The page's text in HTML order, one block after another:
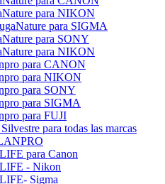
para NIKON
para SIGMA
para SONY
para NIKON
para CANON
para NIKON
para SONY
para SIGMA
para FUJI
para todas las marcas
para Canon
- Nikon
Sigma